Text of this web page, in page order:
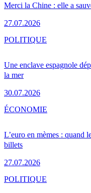
Merci la Chine : elle a
27.07.2026
Une enclave espagnole
la mer
30.07.2026
POLITIQUE
L’euro en mèmes : quand
billets
27.07.2026
ÉCONOMIE
POLITIQUE